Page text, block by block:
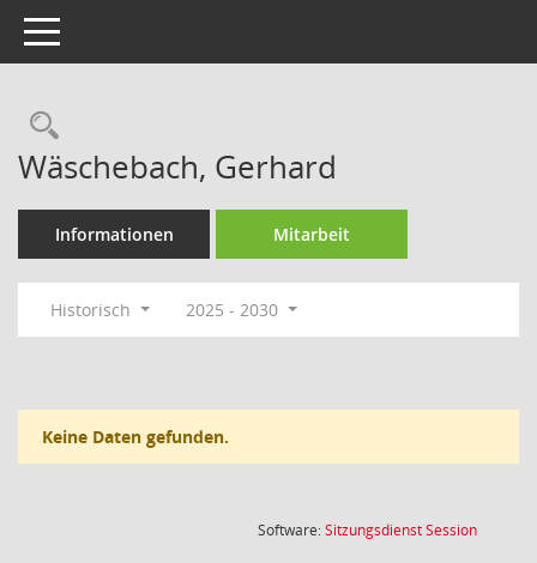
Toggle navigation
Rechercheauswahl
Wäschebach, Gerhard
Informationen Mitarbeit
Historisch 2025 - 2030
Keine Daten gefunden.
Software:SitzungsdienstSession(Wird in